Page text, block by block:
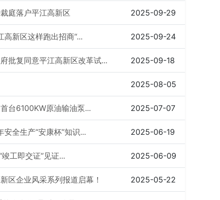
庭落户平江高新区 2025-09-29
高新区这样跑出招商“... 2025-09-24
批复同意平江高新区改革试... 2025-09-18
2025-08-05
台6100KW原油输油泵... 2025-07-07
全生产“安康杯”知识... 2025-06-19
工即交证”见证... 2025-06-09
区企业风采系列报道启幕！ 2025-05-22